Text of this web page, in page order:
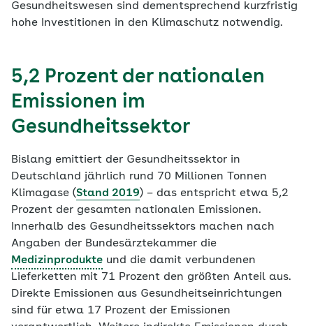
Gesundheitswesen sind dementsprechend kurzfristig
hohe Investitionen in den Klimaschutz notwendig.
5,2 Prozent der nationalen
Emissionen im
Gesundheitssektor
Bislang emittiert der Gesundheitssektor in
Deutschland jährlich rund 70 Millionen Tonnen
Klimagase (Stand 2019) – das entspricht etwa 5,2
Prozent der gesamten nationalen Emissionen.
Innerhalb des Gesundheitssektors machen nach
Angaben der Bundesärztekammer die
Medizinprodukte und die damit verbundenen
Lieferketten mit 71 Prozent den größten Anteil aus.
Direkte Emissionen aus Gesundheitseinrichtungen
sind für etwa 17 Prozent der Emissionen